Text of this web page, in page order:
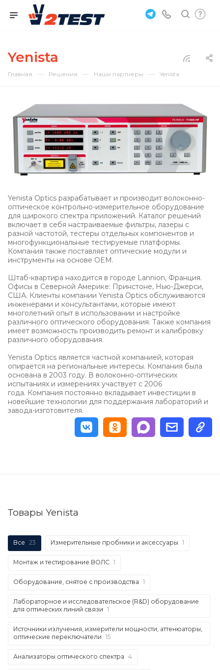
Yenista
Главная — Решения — Наши партнеры — Yenista
Yenista Optics разрабатывает и производит волоконно-
оптическое контрольно-измерительное оборудование
для широкого спектра приложений. Каталог решений
включает в себя настраиваемые фильтры, лазеры с
разной частотой, тестеры отдельных компонентов и
многофункциональные тестируемые платформы.
Компания также поставляет оптические модули и
инструменты на основе OEM.
Штаб-квартира находится в городе Lannion, Франция.
Офисы в Северной Америке: Принстоне, Нью-Джерси,
США. Клиенты компании Yenista Optics обслуживаются
инженерами и консультантами, которые имеют
многолетний опыт в использовании и настройке
различного оптического оборудования. Также компания
имеет возможность производить ремонт и калибровку
различного оборудования.
Yenista Optics является частной компанией, которая
опирается на региональные интересы. Компания была
основана в 2003 году. В волоконно-оптических
испытаниях и измерениях участвует с 2006
года. Компания постоянно вкладывает инвестиции в
новейшие технологии для поддержания лабораторий и
завода-изготовителя.
Товары Yenista
Все 23 Измерительные пробники и аксессуары 1
Монтаж и тестирование ВОЛС 1
Оборудование, снятое с производства 1
Лабораторное и исследовательское (R&D) оборудование
для оптических линий связи 1
Источники излучения, измерители мощности, аттенюаторы,
оптические переключатели 15
Анализаторы оптического спектра 4